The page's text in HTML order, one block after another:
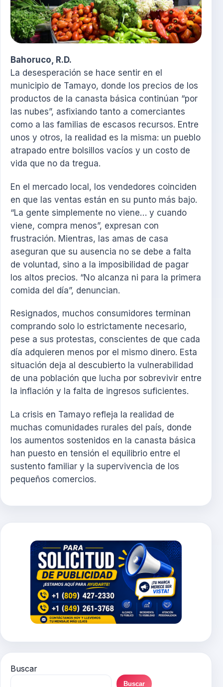
Bahoruco, R.D.
La desesperación se hace sentir en el
municipio de Tamayo, donde los precios de los
productos de la canasta básica continúan “por
las nubes”, asfixiando tanto a comerciantes
como a las familias de escasos recursos. Entre
unos y otros, la realidad es la misma: un pueblo
atrapado entre bolsillos vacíos y un costo de
vida que no da tregua.
En el mercado local, los vendedores coinciden
en que las ventas están en su punto más bajo.
“La gente simplemente no viene… y cuando
viene, compra menos”, expresan con
frustración. Mientras, las amas de casa
aseguran que su ausencia no se debe a falta
de voluntad, sino a la imposibilidad de pagar
los altos precios. “No alcanza ni para la primera
comida del día”, denuncian.
Resignados, muchos consumidores terminan
comprando solo lo estrictamente necesario,
pese a sus protestas, conscientes de que cada
día adquieren menos por el mismo dinero. Esta
situación deja al descubierto la vulnerabilidad
de una población que lucha por sobrevivir entre
la inflación y la falta de ingresos suficientes.
La crisis en Tamayo refleja la realidad de
muchas comunidades rurales del país, donde
los aumentos sostenidos en la canasta básica
han puesto en tensión el equilibrio entre el
sustento familiar y la supervivencia de los
pequeños comercios.
Buscar
Buscar